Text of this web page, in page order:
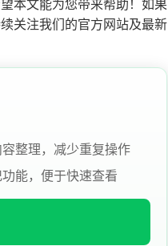
本文能为您带来帮助！如果
关注我们的官方网站及最新
整理，减少重复操作
能，便于快速查看